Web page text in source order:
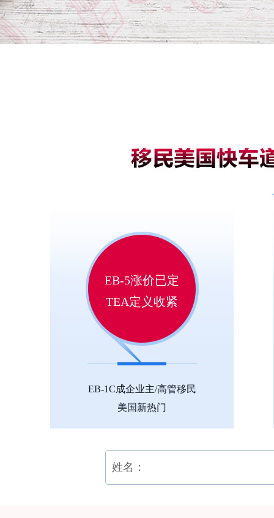
EB-5涨价已定
TEA定义收紧
EB-1C成企业主/高管移民
美国新热门
姓名：